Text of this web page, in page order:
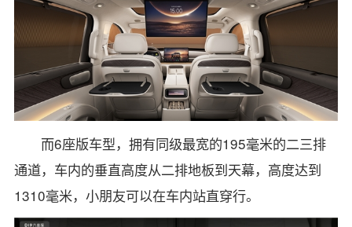
而6座版车型，拥有同级最宽的195毫米的二三排
通道，车内的垂直高度从二排地板到天幕，高度达到
1310毫米，小朋友可以在车内站直穿行。